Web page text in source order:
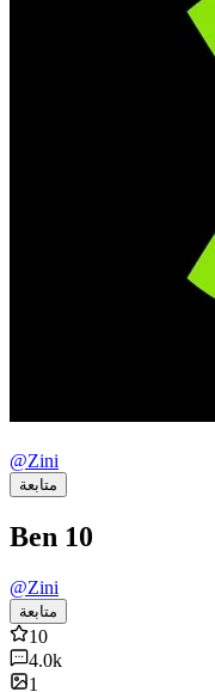
@Zini
متابعة
Ben 10
@Zini
متابعة
10
4.0k
1